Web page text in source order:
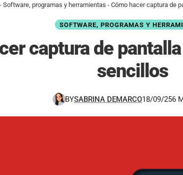
Software, programas y herramientas - Cómo hacer captura de
SOFTWARE, PROGRAMAS Y
captura de
sencillos
BYSABRINA DEMARCO18/09/256